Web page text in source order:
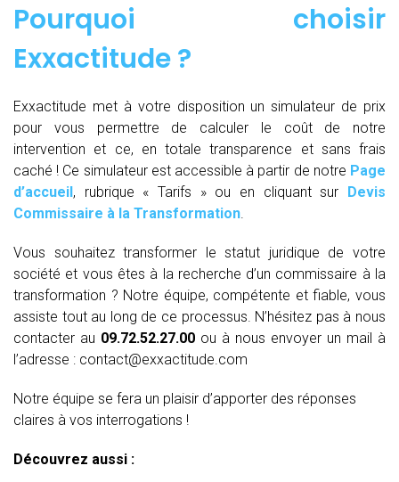
Pourquoi choisir
Exxactitude ?
Exxactitude met à votre disposition un simulateur de prix
pour vous permettre de calculer le coût de notre
intervention et ce, en totale transparence et sans frais
caché ! Ce simulateur est accessible à partir de notre Page
d’accueil, rubrique « Tarifs » ou en cliquant sur Devis
Commissaire à la Transformation.
Vous souhaitez transformer le statut juridique de votre
société et vous êtes à la recherche d’un commissaire à la
transformation ? Notre équipe, compétente et fiable, vous
assiste tout au long de ce processus. N’hésitez pas à nous
contacter au 09.72.52.27.00 ou à nous envoyer un mail à
l’adresse : contact@exxactitude.com
Notre équipe se fera un plaisir d’apporter des réponses
claires à vos interrogations !
Découvrez aussi :